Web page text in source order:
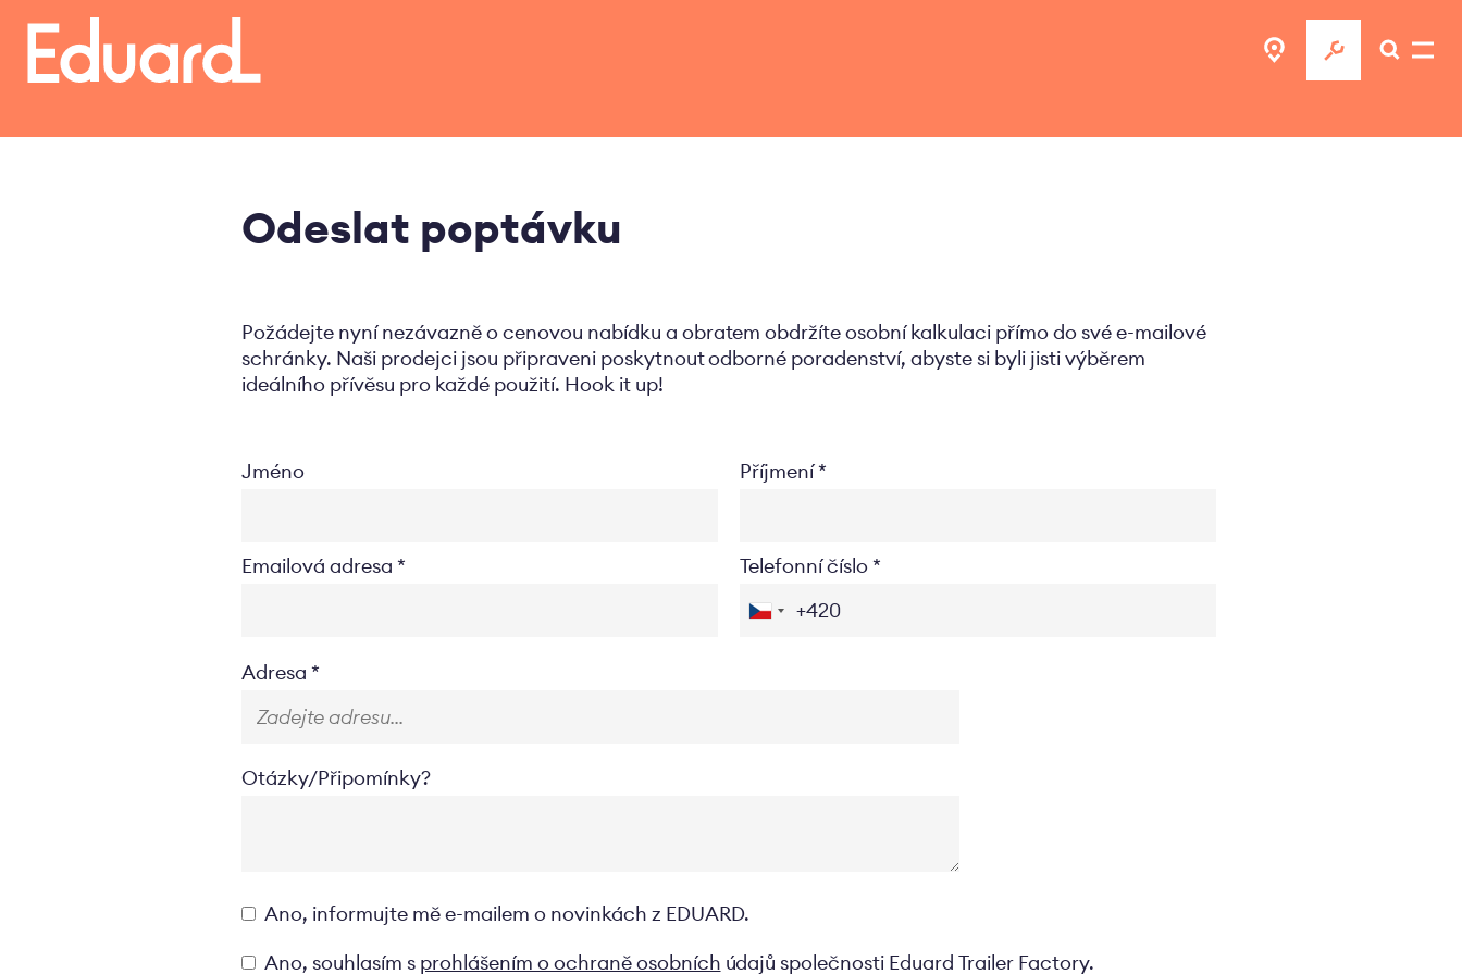
hlavnímu
obsahu
Odeslat poptávku
Požádejte nyní nezávazně o cenovou nabídku a obratem obdržíte osobní kalkulaci přímo do své e-mailové
schránky. Naši prodejci jsou připraveni poskytnout odborné poradenství, abyste si byli jisti výběrem
ideálního přívěsu pro každé použití. Hook it up!
Jméno Příjmení
Emailová adresa Telefonní číslo
Location
Adresa
Otázky/Připomínky?
Opt-
in
Ano, informujte mě e-mailem o novinkách z EDUARD.
Privacyverklaring
Ano, souhlasím s prohlášením o ochraně osobních údajů společnosti Eduard Trailer Factory.